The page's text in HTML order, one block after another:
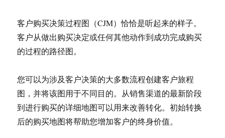
客户购买决策过程图（CJM）恰恰是听起来的样子。
客户从做出购买决定或任何其他动作到成功完成购买
的过程的路径图。
您可以为涉及客户决策的大多数流程创建客户旅程
图，并将该图用于不同目的。从销售渠道的最新阶段
到进行购买的详细地图可以用来改善转化。初始转换
后的购买地图将帮助您增加客户的终身价值。